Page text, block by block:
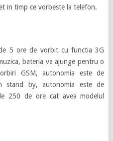
in timp ce vorbeste la telefon.
5 ore de vorbit cu functia 3G
bateria va ajunge pentru o
GSM, autonomia este de
stand by, autonomia este de
250 de ore cat avea modelul